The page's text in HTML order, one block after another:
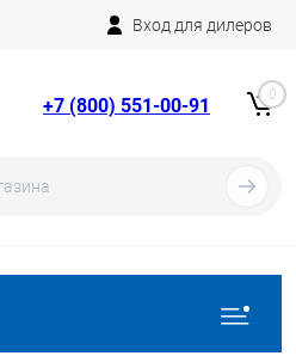
Вход для дилеров
+7 (800) 551-00-91 0